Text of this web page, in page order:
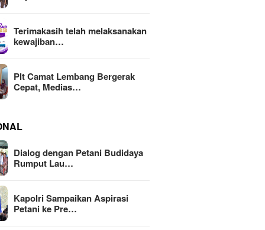
Terimakasih telah melaksanakan
kewajiban…
Plt Camat Lembang Bergerak
Cepat, Medias…
Dialog dengan Petani Budidaya
Rumput Lau…
Kapolri Sampaikan Aspirasi
Petani ke Pre…